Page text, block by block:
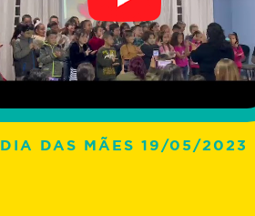
DIA DAS MÃES 19/05/2023